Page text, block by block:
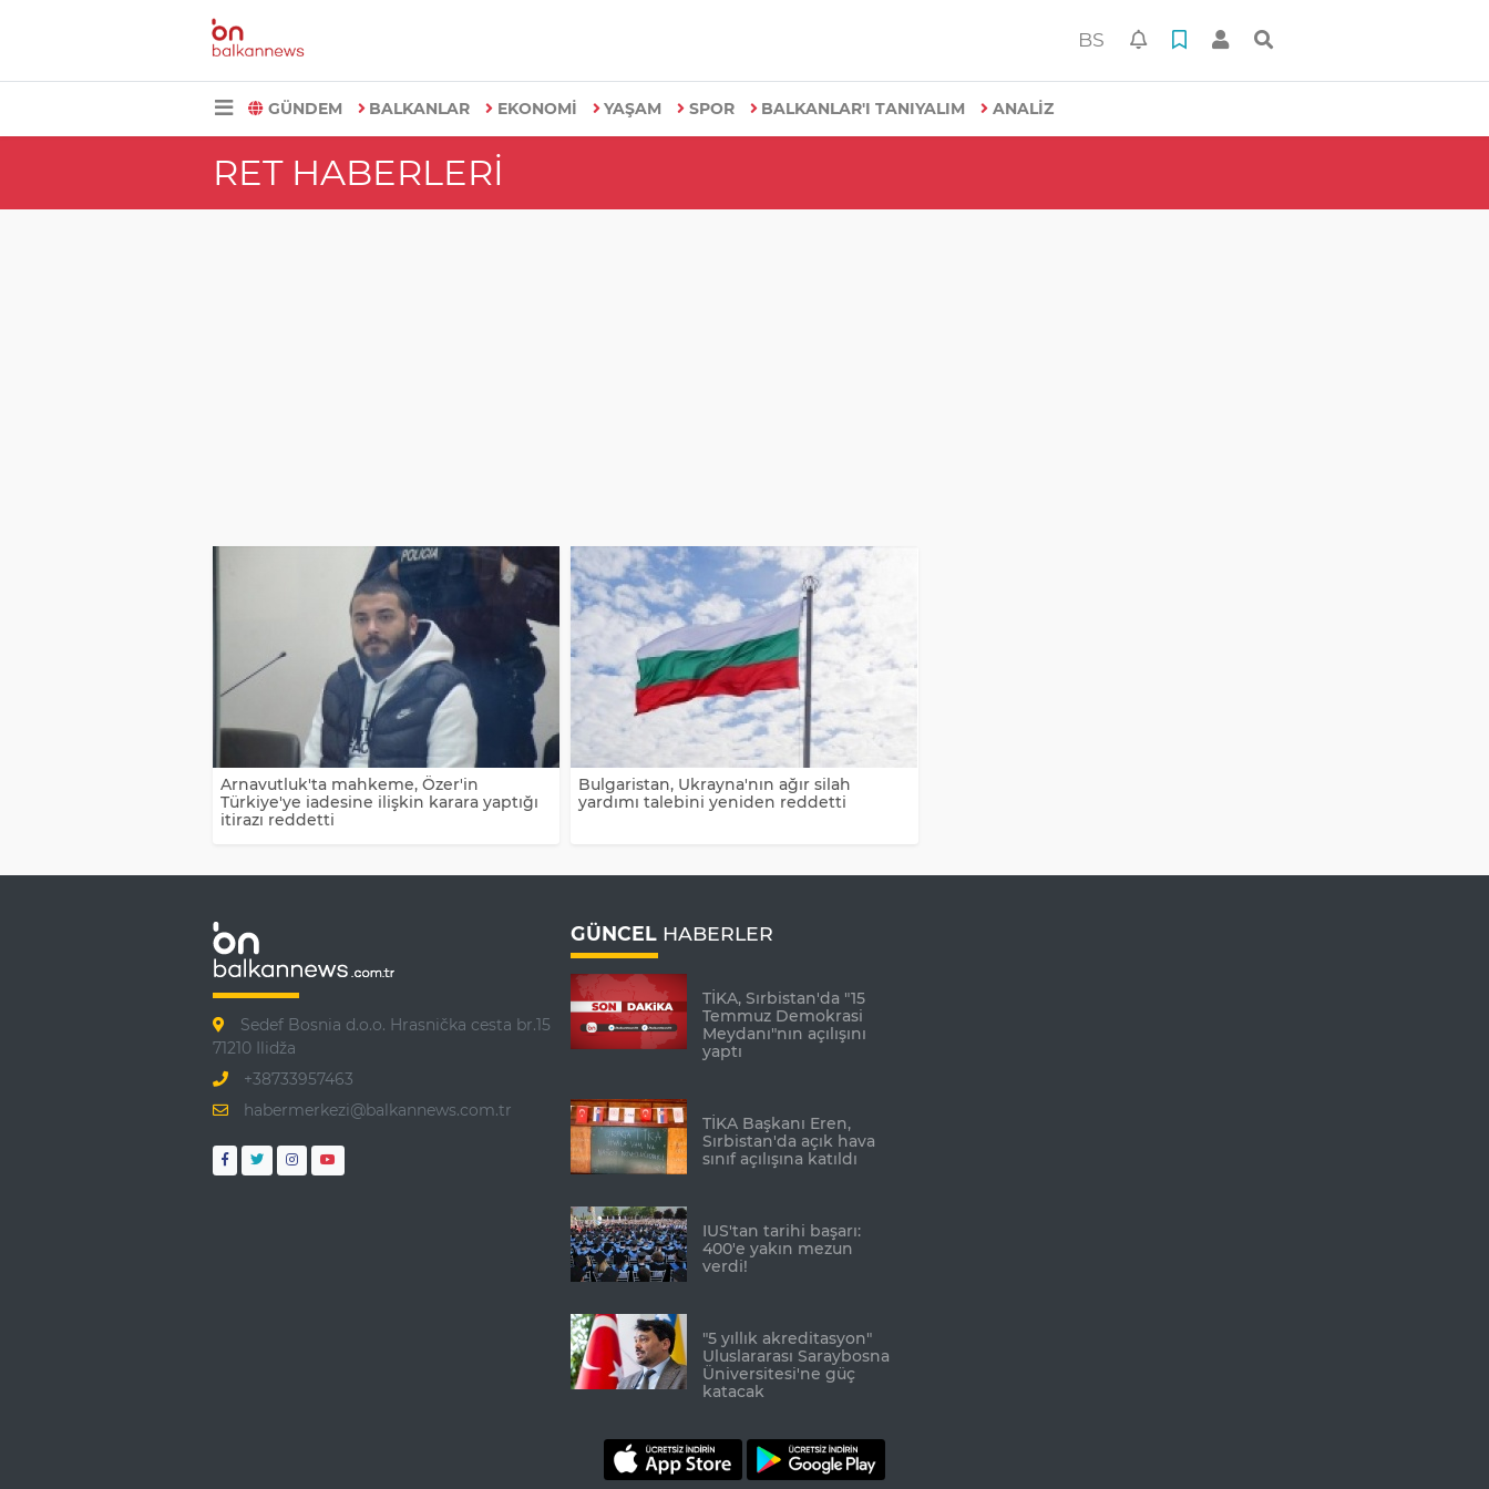
BS
GÜNDEM BALKANLAR EKONOMİ YAŞAM SPOR BALKANLAR'I TANIYALIM ANALİZ
RET HABERLERI
Arnavutluk'ta mahkeme, Özer'in
Türkiye'ye iadesine ilişkin karara yaptığı
itirazı reddetti
Bulgaristan, Ukrayna'nın ağır silah
yardımı talebini yeniden reddetti
Sedef Bosnia d.o.o. Hrasnička cesta br.15
71210 Ilidža
+38733957463
habermerkezi@balkannews.com.tr
GÜNCEL HABERLER
TİKA, Sırbistan'da "15
Temmuz Demokrasi
Meydanı"nın açılışını
yaptı
TİKA Başkanı Eren,
Sırbistan'da açık hava
sınıf açılışına katıldı
IUS'tan tarihi başarı:
400'e yakın mezun
verdi!
"5 yıllık akreditasyon"
Uluslararası Saraybosna
Üniversitesi'ne güç
katacak